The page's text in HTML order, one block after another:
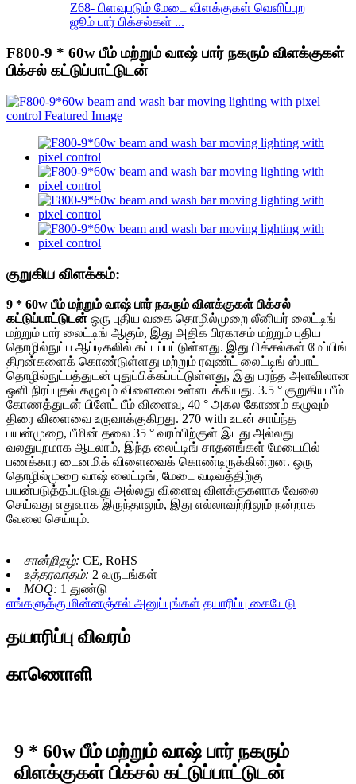
Z68- பிளவுபடும் மேடை விளக்குகள் வெளிப்புற
ஜூம் பார் பிக்சல்கள் ...
F800-9 * 60w பீம் மற்றும் வாஷ் பார் நகரும் விளக்குகள்
பிக்சல் கட்டுப்பாட்டுடன்
குறுகிய விளக்கம்:
9 * 60w பீம் மற்றும் வாஷ் பார் நகரும் விளக்குகள் பிக்சல்
கட்டுப்பாட்டுடன் ஒரு புதிய வகை தொழில்முறை லீனியர் லைட்டிங்
மற்றும் பார் லைட்டிங் ஆகும், இது அதிக பிரகாசம் மற்றும் புதிய
தொழில்நுட்ப ஆப்டிகலில் கட்டப்பட்டுள்ளது. இது பிக்சல்கள் மேப்பிங்
திறன்களைக் கொண்டுள்ளது மற்றும் ரவுண்ட் லைட்டிங் ஸ்பாட்
தொழில்நுட்பத்துடன் புதுப்பிக்கப்பட்டுள்ளது, இது பரந்த அளவிலான
ஒளி நிரப்புதல் கழுவும் விளைவை உள்ளடக்கியது. 3.5 ° குறுகிய பீம்
கோணத்துடன் பிளேட் பீம் விளைவு, 40 ° அகல கோணம் கழுவும்
திரை விளைவை உருவாக்குகிறது. 270 with உடன் சாய்ந்த
பயன்முறை, பீமின் தலை 35 ° வரம்பிற்குள் இடது அல்லது
வலதுபுறமாக ஆடலாம், இந்த லைட்டிங் சாதனங்கள் மேடையில்
பணக்கார டைனமிக் விளைவைக் கொண்டிருக்கின்றன. ஒரு
தொழில்முறை வாஷ் லைட்டிங், மேடை வடிவத்திற்கு
பயன்படுத்தப்படுவது அல்லது விளைவு விளக்குகளாக வேலை
செய்வது எதுவாக இருந்தாலும், இது எல்லாவற்றிலும் நன்றாக
வேலை செய்யும்.
சான்றிதழ்: CE, RoHS
உத்தரவாதம்: 2 வருடங்கள்
MOQ: 1 துண்டு
எங்களுக்கு மின்னஞ்சல் அனுப்புங்கள் தயாரிப்பு கையேடு
தயாரிப்பு விவரம்
காணொளி
9 * 60w பீம் மற்றும் வாஷ் பார் நகரும்
விளக்குகள் பிக்சல் கட்டுப்பாட்டுடன்